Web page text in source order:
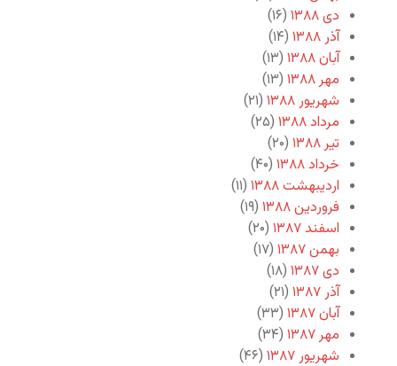
دی ۱۳۸۸
(۱۶)
آذر ۱۳۸۸
(۱۴)
آبان ۱۳۸۸
(۱۳)
مهر ۱۳۸۸
(۱۳)
شهریور ۱۳۸۸
(۲۱)
مرداد ۱۳۸۸
(۲۵)
تیر ۱۳۸۸
(۲۰)
خرداد ۱۳۸۸
(۴۰)
اردیبهشت ۱۳۸۸
(۱۱)
فروردین ۱۳۸۸
(۱۹)
اسفند ۱۳۸۷
(۲۰)
بهمن ۱۳۸۷
(۱۷)
دی ۱۳۸۷
(۱۸)
آذر ۱۳۸۷
(۲۱)
آبان ۱۳۸۷
(۳۳)
مهر ۱۳۸۷
(۳۴)
شهریور ۱۳۸۷
(۴۶)